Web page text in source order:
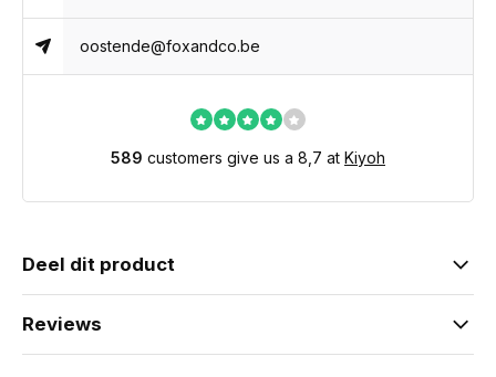
oostende@foxandco.be
589 customers give us a 8,7 at Kiyoh
Deel dit product
Reviews